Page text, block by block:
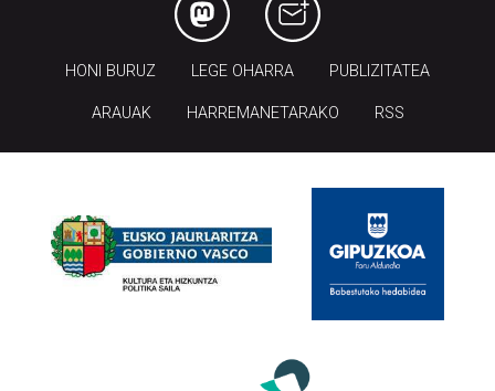
HONI BURUZ LEGE OHARRA PUBLIZITATEA
ARAUAK HARREMANETARAKO RSS